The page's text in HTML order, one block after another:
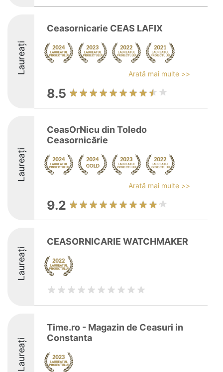
Laureați
Ceasornicarie CEAS LAFIX
Arată mai multe >>
8.5
Laureați
CeasOrNicu din Toledo
Ceasornicărie
Arată mai multe >>
9.2
Laureați
CEASORNICARIE WATCHMAKER
Laureați
Time.ro - Magazin de Ceasuri in
Constanta